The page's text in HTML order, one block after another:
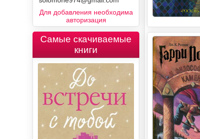
Для добавления необходима
авторизация
Самые скачиваемые
книги